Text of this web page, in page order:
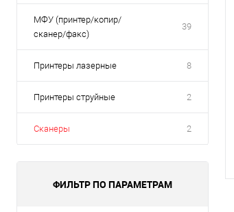
МФУ (принтер/копир/
сканер/факс)
39
Принтеры лазерные 8
Принтеры струйные 2
Сканеры 2
ФИЛЬТР ПО ПАРАМЕТРАМ